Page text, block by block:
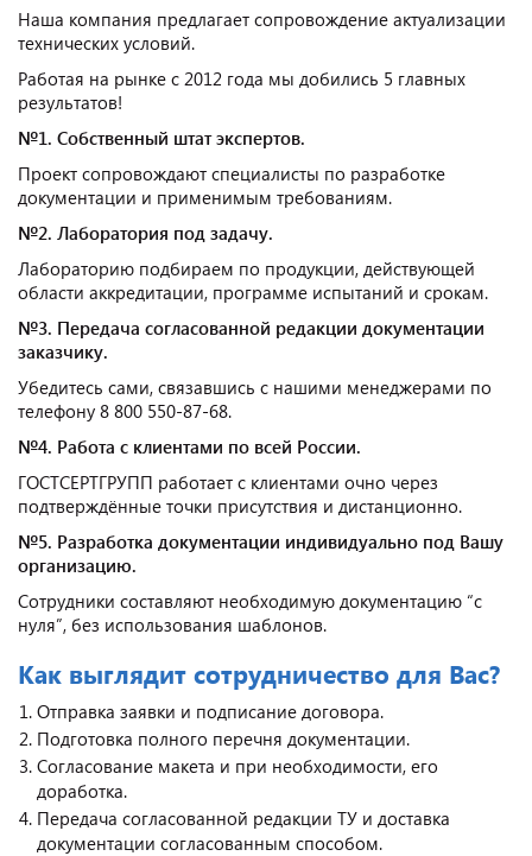
Наша компания предлагает сопровождение актуализации
технических условий.
Работая на рынке с 2012 года мы добились 5 главных
результатов!
№1. Собственный штат экспертов.
Проект сопровождают специалисты по разработке
документации и применимым требованиям.
№2. Лаборатория под задачу.
Лабораторию подбираем по продукции, действующей
области аккредитации, программе испытаний и срокам.
№3. Передача согласованной редакции документации
заказчику.
Убедитесь сами, связавшись с нашими менеджерами по
телефону 8 800 550-87-68.
№4. Работа с клиентами по всей России.
ГОСТСЕРТГРУПП работает с клиентами очно через
подтверждённые точки присутствия и дистанционно.
№5. Разработка документации индивидуально под Вашу
организацию.
Сотрудники составляют необходимую документацию “с
нуля”, без использования шаблонов.
Как выглядит сотрудничество для Вас?
Отправка заявки и подписание договора.
Подготовка полного перечня документации.
Согласование макета и при необходимости, его
доработка.
Передача согласованной редакции ТУ и доставка
документации согласованным способом.